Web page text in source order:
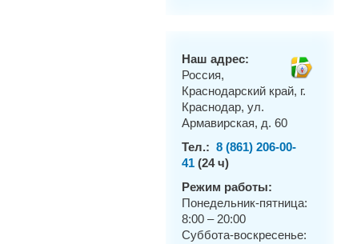
Наш адрес:
Россия,
Краснодарский край, г.
Краснодар, ул.
Армавирская, д. 60
Тел.: 8 (861) 206-00-
41 (24 ч)
Режим работы:
Понедельник-пятница:
8:00 – 20:00
Суббота-воскресенье: